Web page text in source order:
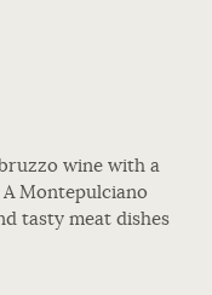
wine with a
Montepulciano
tasty meat dishes